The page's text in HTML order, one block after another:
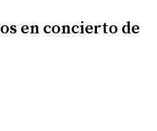
en concierto de